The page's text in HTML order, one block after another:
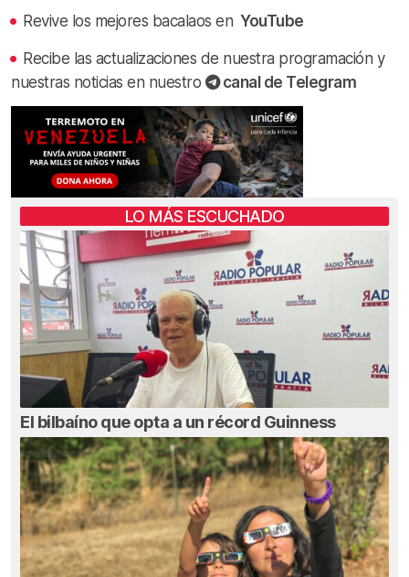
Revive los mejores bacalaos en YouTube
Recibe las actualizaciones de nuestra programación y
nuestras noticias en nuestro
canal de Telegram
LO MÁS ESCUCHADO
El bilbaíno que opta a un récord Guinness